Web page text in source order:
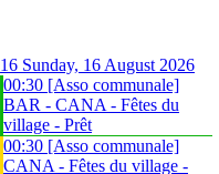
16 Sunday, 16 August 2026
00:30 [Asso communale]
BAR - CANA - Fêtes du
village - Prêt
00:30 [Asso communale]
CANA - Fêtes du village -